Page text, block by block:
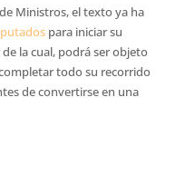
Ministros, el texto ya ha
para iniciar su
la cual, podrá ser objeto
todo su recorrido
de convertirse en una